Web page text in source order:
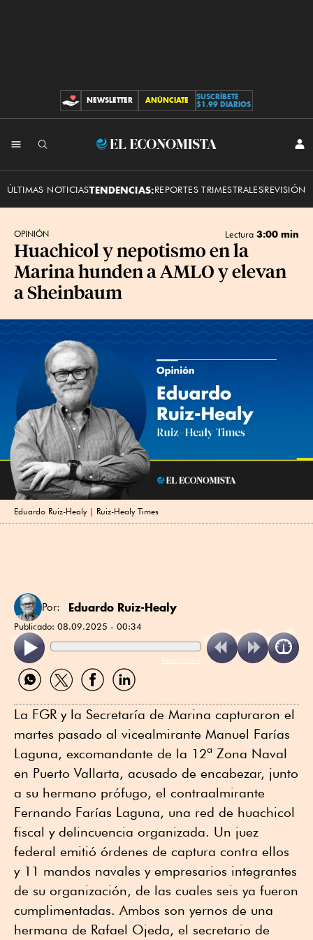
CONTRIBUCIONES
NEWSLETTER ANÚNCIATE
SUSCRÍBETE
$1.99 DIARIOS
El
ÚLTIMAS NOTICIASTENDENCIAS:REPORTES TRIMESTRALESREVISIÓN
OPINIÓN Lectura 3:00 min
Huachicol y nepotismo en la
Marina hunden a AMLO y elevan
a Sheinbaum
Eduardo Ruiz-Healy | Ruiz-Healy Times
Por: Eduardo Ruiz-Healy
Publicado: 08.09.2025 - 00:34
ReadSpeaker
Compartir
por
Compartir
por
Compartir
por
Compartir
por
La FGR y la Secretaría de Marina capturaron el
martes pasado al vicealmirante Manuel Farías
Laguna, excomandante de la 12ª Zona Naval
en Puerto Vallarta, acusado de encabezar, junto
a su hermano prófugo, el contraalmirante
Fernando Farías Laguna, una red de huachicol
fiscal y delincuencia organizada. Un juez
federal emitió órdenes de captura contra ellos
y 11 mandos navales y empresarios integrantes
de su organización, de las cuales seis ya fueron
cumplimentadas. Ambos son yernos de una
hermana de Rafael Ojeda, el secretario de